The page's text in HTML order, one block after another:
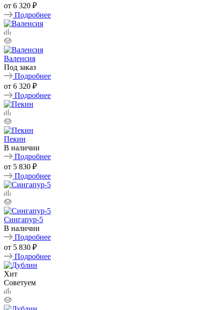
от 6 320 ₽
Подробнее
Валенсия
Под заказ
Подробнее
от 6 320 ₽
Подробнее
Пекин
В наличии
Подробнее
от 5 830 ₽
Подробнее
Сингапур-5
В наличии
Подробнее
от 5 830 ₽
Подробнее
Хит
Советуем